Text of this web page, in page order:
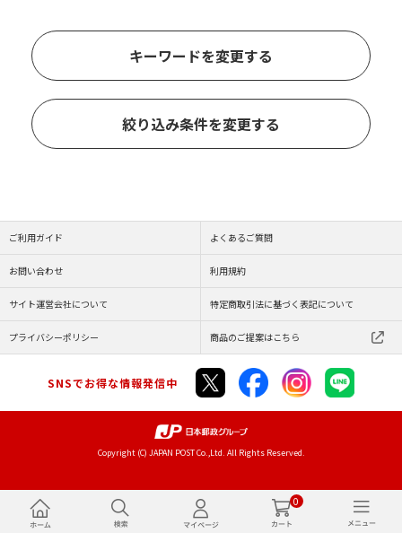
0
キーワードを変更する
絞り込み条件を変更する
ご利用ガイド よくあるご質問
お問い合わせ 利用規約
サイト運営会社について 特定商取引法に基づく表記について
プライバシーポリシー 商品のご提案はこちら
SNSでお得な情報発信中
Copyright (C) JAPAN POST Co.,Ltd. All Rights Reserved.